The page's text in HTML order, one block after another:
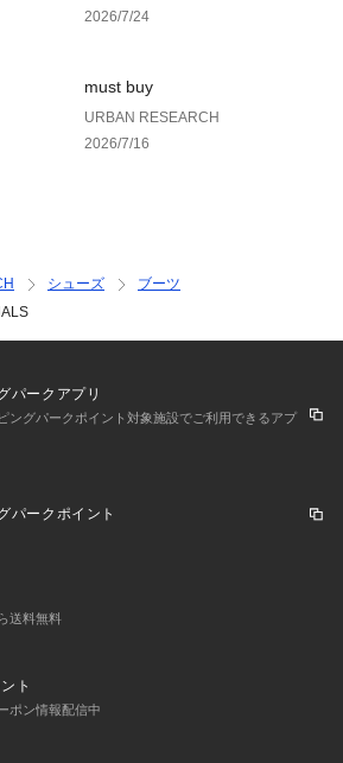
2026/7/24
must buy
URBAN RESEARCH
2026/7/16
シューズ
ブーツ
パークアプリ
ングパークポイント対象施設でご利用できるアプ
パークポイント
送料無料
ト
ポン情報配信中